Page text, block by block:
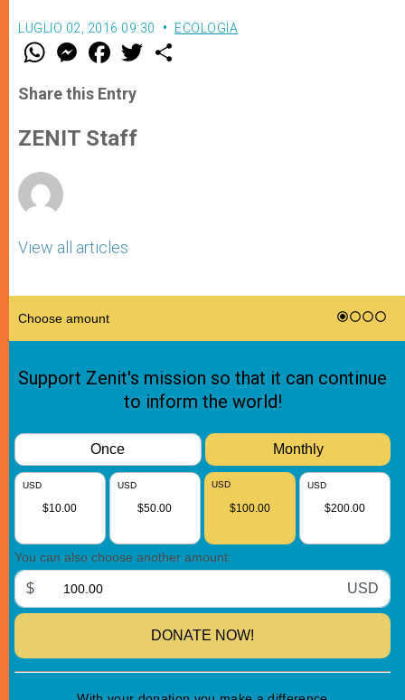
LUGLIO 02, 2016 09:30 ECOLOGIA
W
t
s
p
p
M
e
s
e
g
e
F
a
e
b
o
k
w
Share this Entry
ZENIT Staff
View all articles